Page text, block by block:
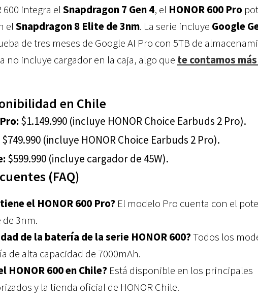
600 integra elSnapdragon 7 Gen 4, el HONOR 600 Pro
elSnapdragon 8 Elite de 3nm. La serie incluye Google
de tres meses de Google AI Pro con 5TB de
no incluye cargador en la caja, algo que te contamos
en Chile
$1.149.990 (incluye HONOR Choice Earbuds 2 Pro).
$749.990 (incluye HONOR Choice Earbuds 2 Pro).
$599.990 (incluye cargador de 45W).
(FAQ)
el HONOR 600 Pro? El modelo Pro cuenta con el
3nm.
de la batería de la serie HONOR 600?Todos los
de alta capacidad de 7000mAh.
HONOR 600 en Chile? Está disponible en los principales
y la tienda oficial de HONOR Chile.